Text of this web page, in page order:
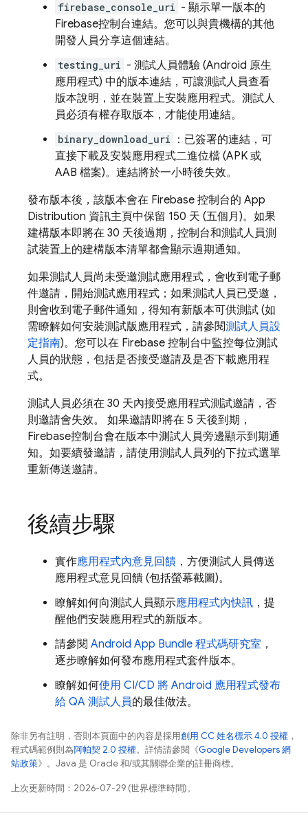
firebase_console_uri - 顯示單一版本的
Firebase控制台連結。您可以與貴機構的其他
開發人員分享這個連結。
testing_uri - 測試人員體驗 (Android 原生
應用程式) 中的版本連結，可讓測試人員查看
版本說明，並在裝置上安裝應用程式。測試人
員必須有權存取版本，才能使用連結。
binary_download_uri
：已簽署的連結，可
直接下載及安裝應用程式二進位檔 (APK 或
AAB 檔案)。連結將於一小時後失效。
發布版本後，該版本會在 Firebase 控制台的 App
Distribution 資訊主頁中保留 150 天 (五個月)。如果
建構版本即將在 30 天後過期，控制台和測試人員測
試裝置上的建構版本清單都會顯示過期通知。
如果測試人員尚未受邀測試應用程式，會收到電子郵
件邀請，開始測試應用程式；如果測試人員已受邀，
則會收到電子郵件通知，得知有新版本可供測試 (如
需瞭解如何安裝測試版應用程式，請參閱測試人員設
定指南)。您可以在 Firebase 控制台中監控每位測試
人員的狀態，包括是否接受邀請及是否下載應用程
式。
測試人員必須在 30 天內接受應用程式測試邀請，否
則邀請會失效。 如果邀請即將在 5 天後到期，
Firebase控制台會在版本中測試人員旁邊顯示到期通
知。如要續發邀請，請使用測試人員列的下拉式選單
重新傳送邀請。
後續步驟
實作應用程式內意見回饋 ，方便測試人員傳送
應用程式意見回饋 (包括螢幕截圖)。
瞭解如何向測試人員顯示應用程式內快訊 ，提
醒他們安裝應用程式的新版本。
請參閱 Android App Bundle 程式碼研究室 ，
逐步瞭解如何發布應用程式套件版本。
瞭解如何使用 CI/CD 將 Android 應用程式發布
給 QA 測試人員的最佳做法。
除非另有註明，否則本頁面中的內容是採用創用 CC 姓名標示 4.0 授權 ，
程式碼範例則為阿帕契 2.0 授權。詳情請參閱《Google Developers 網
站政策》。Java 是 Oracle 和/或其關聯企業的註冊商標。
上次更新時間：2026-07-29 (世界標準時間)。